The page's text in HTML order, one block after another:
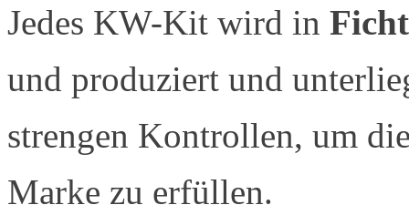
Jedes KW-Kit wird in
und produziert und
strengen Kontrollen, um
Marke zu erfüllen.